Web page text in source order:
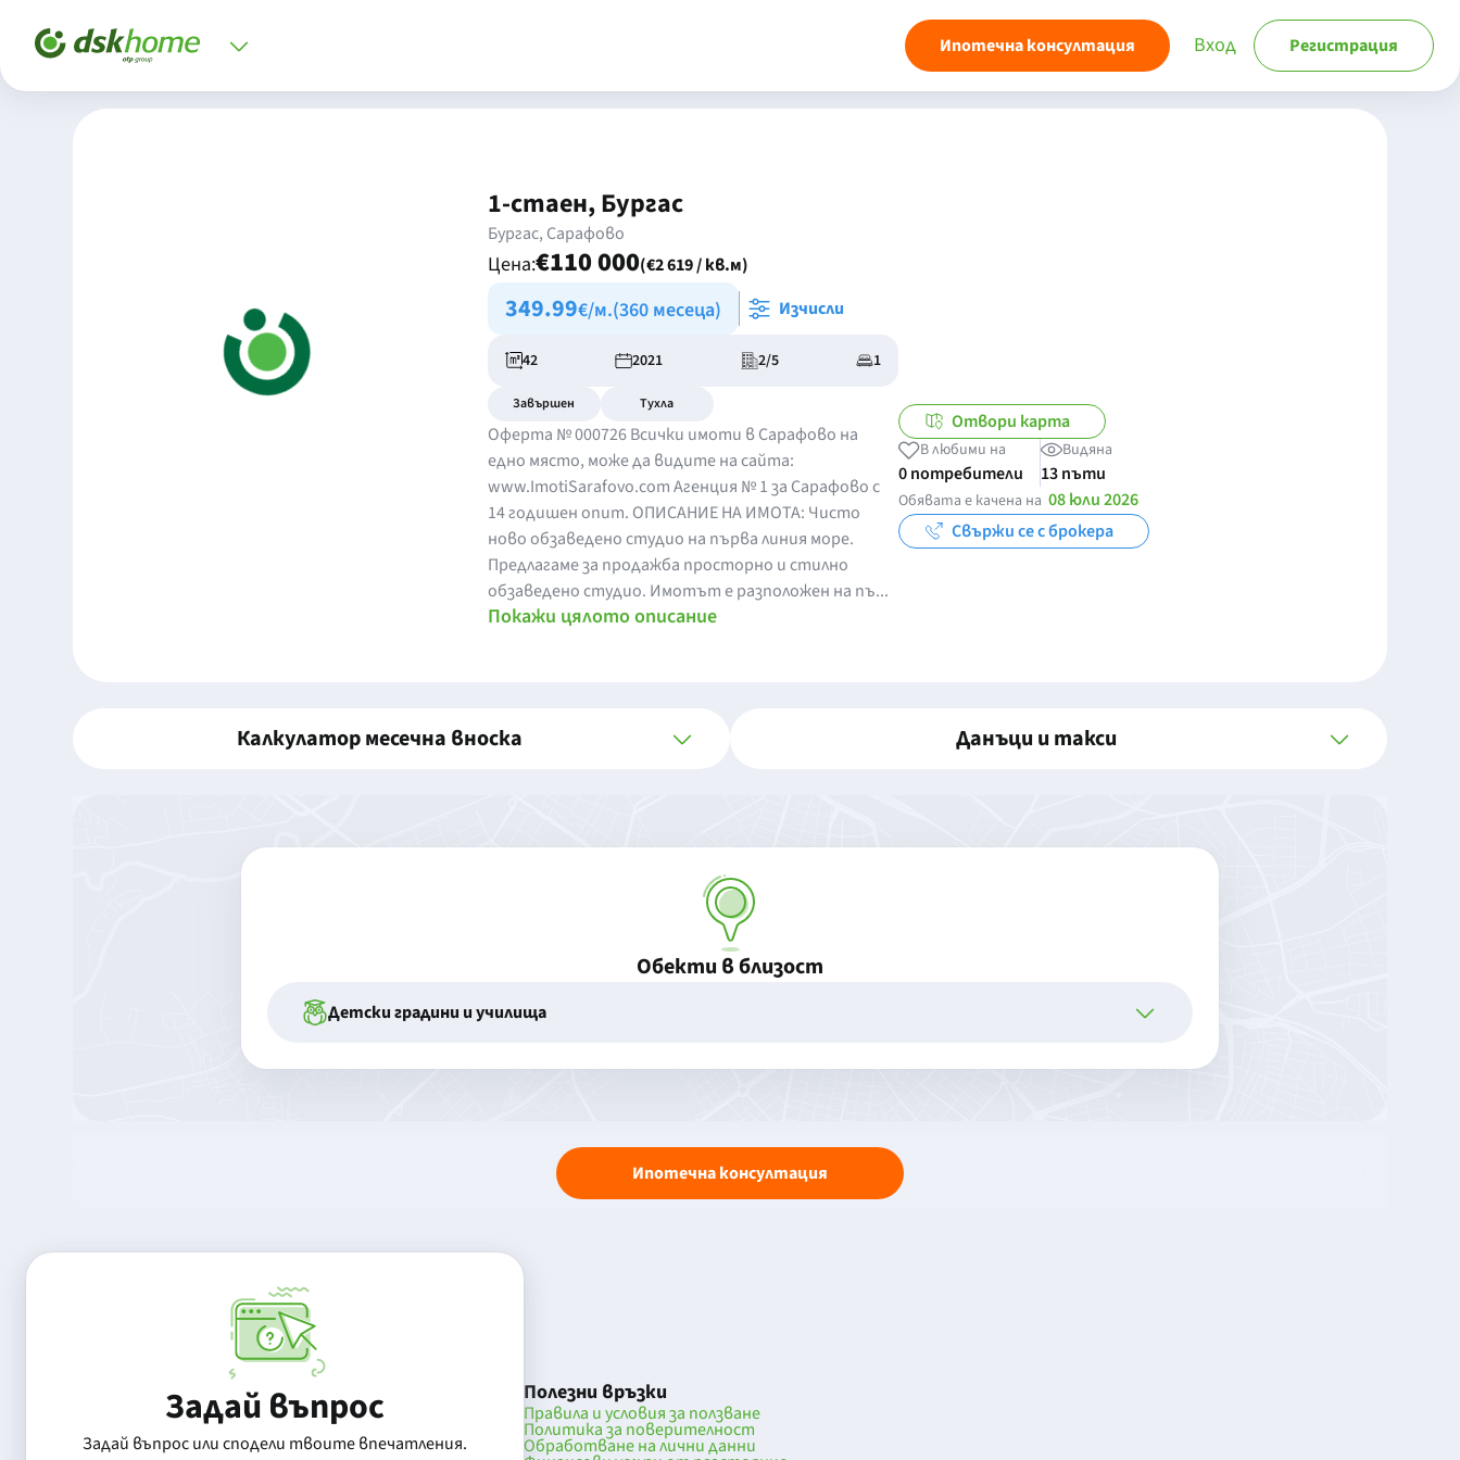
Ипотечна консултация Вход Регистрация
1-стаен, Бургас
Бургас, Сарафово
Цена:€110 000(€2 619 / кв.м)
349.99€/м.(360 месеца) Изчисли
42 2021 2/5 1
Завършен Тухла
Оферта № 000726 Всички имоти в Сарафово на
едно място, може да видите на сайта:
www.ImotiSarafovo.com Агенция № 1 за Сарафово с
14 годишен опит. ОПИСАНИЕ НА ИМОТА: Чисто
ново обзаведено студио на първа линия море.
Предлагаме за продажба просторно и стилно
обзаведено студио. Имотът е разположен на пъ...
Покажи цялото описание
Отвори карта
В любими на
0 потребители
Видяна
13 пъти
Обявата е качена на 08 юли 2026
Свържи се с брокера
Калкулатор месечна вноска Данъци и такси
Обекти в близост
Детски градини и училища
Ипотечна консултация
Задай въпрос
Задай въпрос или сподели твоите впечатления.
Полезни връзки
Правила и условия за ползване
Политика за поверителност
Обработване на лични данни